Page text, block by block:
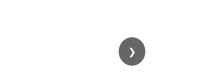
❯